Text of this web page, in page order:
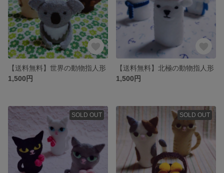
【送料無料】世界の動物指人形
1,500円
【送料無料】北極の動物指人形
1,500円
SOLD OUT SOLD OUT